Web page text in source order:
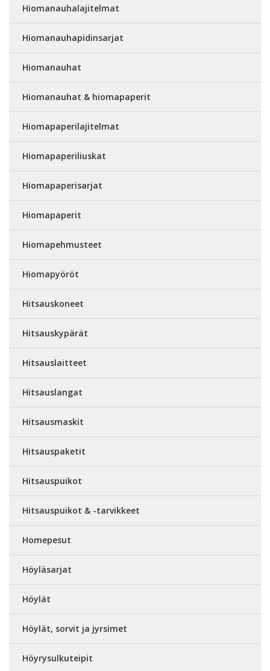
Hiomanauhalajitelmat
Hiomanauhapidinsarjat
Hiomanauhat
Hiomanauhat & hiomapaperit
Hiomapaperilajitelmat
Hiomapaperiliuskat
Hiomapaperisarjat
Hiomapaperit
Hiomapehmusteet
Hiomapyöröt
Hitsauskoneet
Hitsauskypärät
Hitsauslaitteet
Hitsauslangat
Hitsausmaskit
Hitsauspaketit
Hitsauspuikot
Hitsauspuikot & -tarvikkeet
Homepesut
Höyläsarjat
Höylät
Höylät, sorvit ja jyrsimet
Höyrysulkuteipit